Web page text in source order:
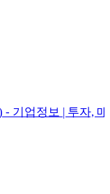
기업정보 | 투자,